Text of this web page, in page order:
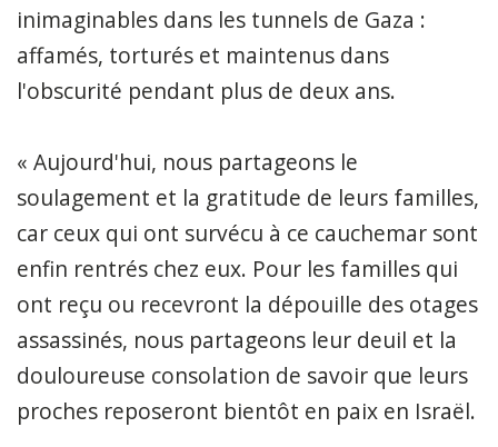
inimaginables dans les tunnels de Gaza :
affamés, torturés et maintenus dans
l'obscurité pendant plus de deux ans.
« Aujourd'hui, nous partageons le
soulagement et la gratitude de leurs familles,
car ceux qui ont survécu à ce cauchemar sont
enfin rentrés chez eux. Pour les familles qui
ont reçu ou recevront la dépouille des otages
assassinés, nous partageons leur deuil et la
douloureuse consolation de savoir que leurs
proches reposeront bientôt en paix en Israël.